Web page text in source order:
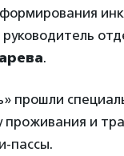
.
прошли
проживания и
пассы.